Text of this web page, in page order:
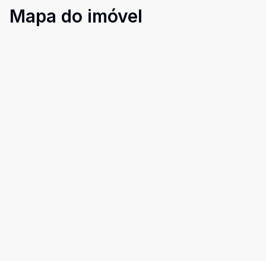
Mapa do imóvel